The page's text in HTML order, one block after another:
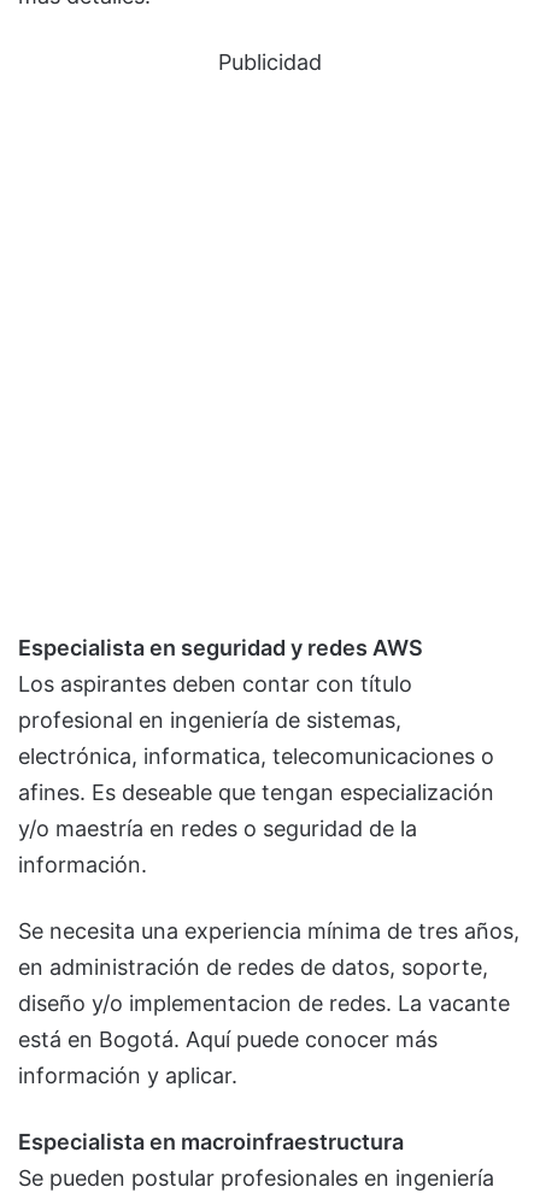
Publicidad
Especialista en seguridad y redes AWS
Los aspirantes deben contar con título
profesional en ingeniería de sistemas,
electrónica, informatica, telecomunicaciones o
afines. Es deseable que tengan especialización
y/o maestría en redes o seguridad de la
información.
Se necesita una experiencia mínima de tres años,
en administración de redes de datos, soporte,
diseño y/o implementacion de redes. La vacante
está en Bogotá. Aquí puede conocer más
información y aplicar.
Especialista en macroinfraestructura
Se pueden postular profesionales en ingeniería